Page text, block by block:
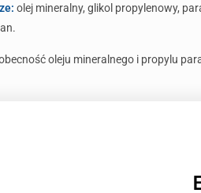
olej mineralny, glikol propylenowy,
oleju mineralnego i propylu